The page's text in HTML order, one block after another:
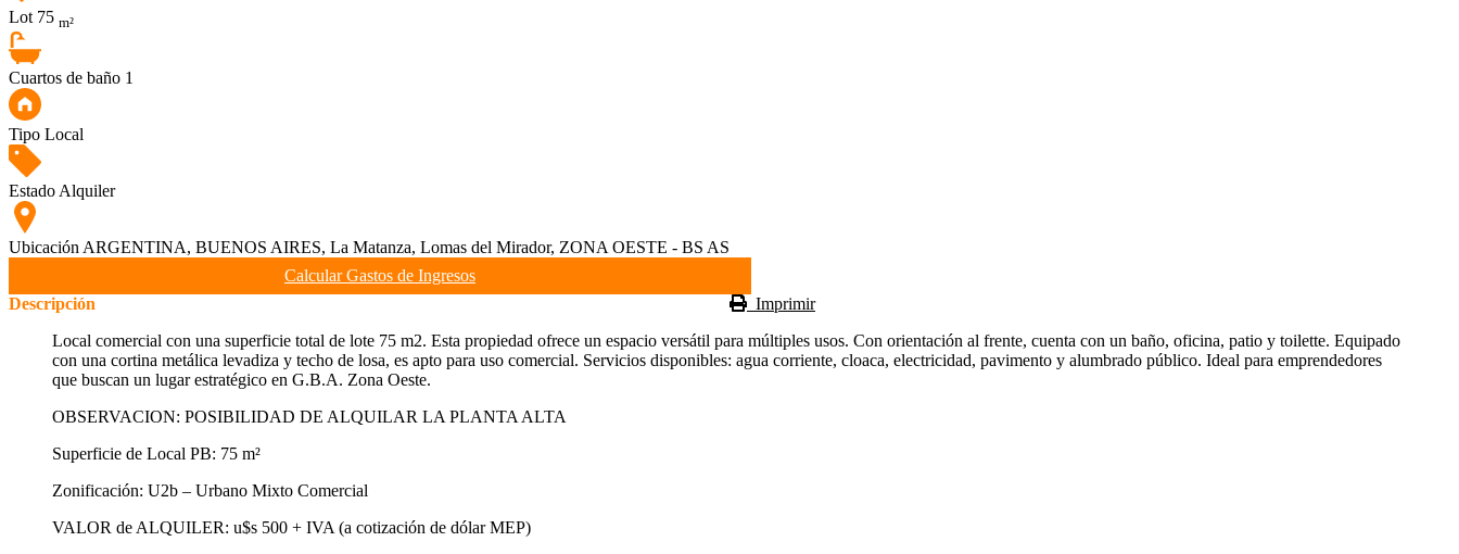
Lot 75 m²
Cuartos de baño 1
Tipo Local
Estado Alquiler
Ubicación ARGENTINA, BUENOS AIRES, La Matanza, Lomas del Mirador, ZONA OESTE - BS AS
Calcular Gastos de Ingresos
Imprimir
Descripción
Local comercial con una superficie total de lote 75 m2. Esta propiedad ofrece un espacio versátil para múltiples usos. Con orientación al frente, cuenta con un baño, oficina, patio y toilette. Equipado
con una cortina metálica levadiza y techo de losa, es apto para uso comercial. Servicios disponibles: agua corriente, cloaca, electricidad, pavimento y alumbrado público. Ideal para emprendedores
que buscan un lugar estratégico en G.B.A. Zona Oeste.
OBSERVACION: POSIBILIDAD DE ALQUILAR LA PLANTA ALTA
Superficie de Local PB: 75 m²
Zonificación: U2b – Urbano Mixto Comercial
VALOR de ALQUILER: u$s 500 + IVA (a cotización de dólar MEP)